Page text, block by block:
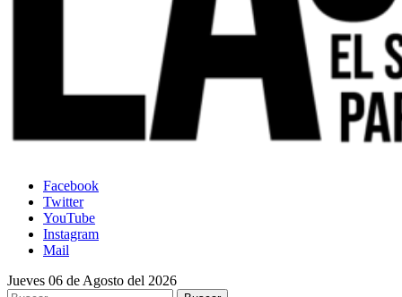
Facebook
Twitter
YouTube
Instagram
Mail
Jueves 06 de Agosto del 2026